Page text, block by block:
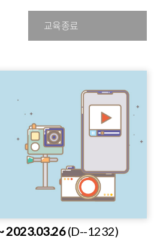
교육종료
2023.03.26(D--1232)